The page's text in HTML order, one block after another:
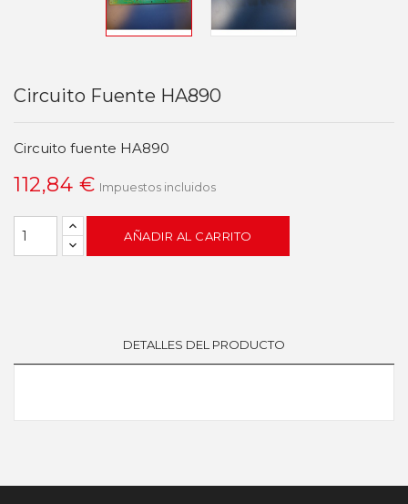
Circuito Fuente HA890
Circuito fuente HA890
112,84 € Impuestos incluidos
AÑADIR AL CARRITO
DETALLES DEL PRODUCTO